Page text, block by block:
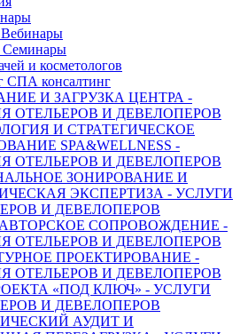
Вебинары
Семинары
и косметологов
СПА консалтинг
И ЗАГРУЗКА ЦЕНТРА -
ОТЕЛЬЕРОВ И ДЕВЕЛОПЕРОВ
И СТРАТЕГИЧЕСКОЕ
SPA&WELLNESS -
ОТЕЛЬЕРОВ И ДЕВЕЛОПЕРОВ
ЗОНИРОВАНИЕ И
ЭКСПЕРТИЗА - УСЛУГИ
И ДЕВЕЛОПЕРОВ
СОПРОВОЖДЕНИЕ -
ОТЕЛЬЕРОВ И ДЕВЕЛОПЕРОВ
ПРОЕКТИРОВАНИЕ -
ОТЕЛЬЕРОВ И ДЕВЕЛОПЕРОВ
«ПОД КЛЮЧ» - УСЛУГИ
И ДЕВЕЛОПЕРОВ
АУДИТ И